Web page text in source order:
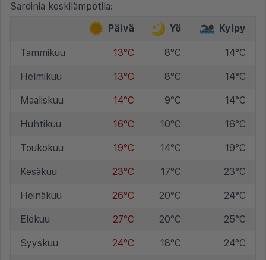
Sardinia keskilämpötila:
Päivä
Yö Kylpy
Tammikuu 13°C 8°C 14°C
Helmikuu 13°C 8°C 14°C
Maaliskuu 14°C 9°C 14°C
Huhtikuu 16°C 10°C 16°C
Toukokuu 19°C 14°C 19°C
Kesäkuu 23°C 17°C 23°C
Heinäkuu 26°C 20°C 24°C
Elokuu 27°C 20°C 25°C
Syyskuu 24°C 18°C 24°C